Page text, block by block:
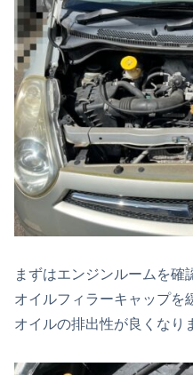
まずはエンジンルームを確
オイルフィラーキャップを
オイルの排出性が良くなり